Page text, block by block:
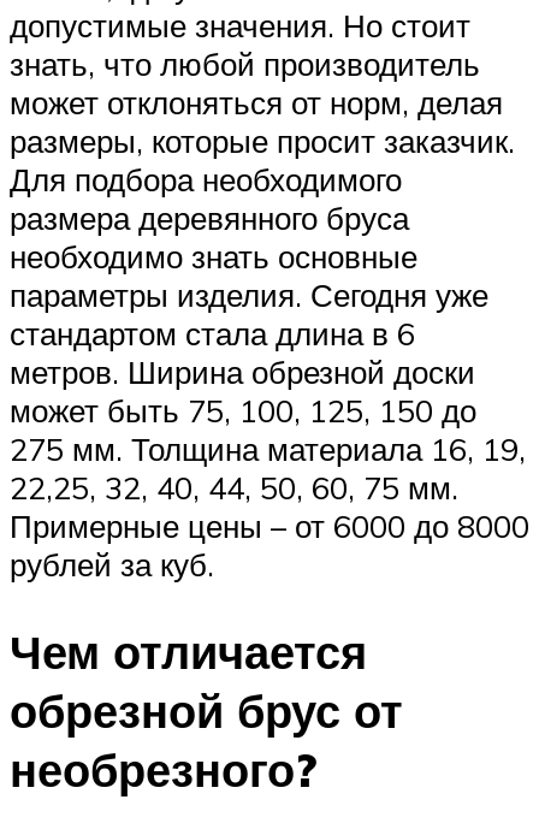
допустимые значения. Но стоит
знать, что любой производитель
может отклоняться от норм, делая
размеры, которые просит заказчик.
Для подбора необходимого
размера деревянного бруса
необходимо знать основные
параметры изделия. Сегодня уже
стандартом стала длина в 6
метров. Ширина обрезной доски
может быть 75, 100, 125, 150 до
275 мм. Толщина материала 16, 19,
22,25, 32, 40, 44, 50, 60, 75 мм.
Примерные цены – от 6000 до 8000
рублей за куб.
Чем отличается
обрезной брус от
необрезного?